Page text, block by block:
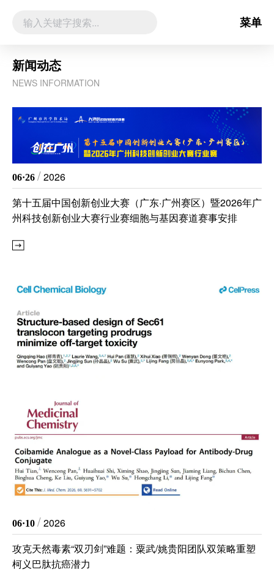
菜单
新闻动态
NEWS INFORMATION
06·26 /2026
第十五届中国创新创业大赛（广东·广州赛区）暨2026年广
州科技创新创业大赛行业赛细胞与基因赛道赛事安排
06·10 /2026
攻克天然毒素“双刃剑”难题：粟武/姚贵阳团队双策略重塑
柯义巴肽抗癌潜力